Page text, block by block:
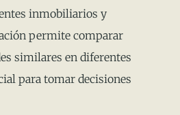
inmobiliarios y
permite comparar
similares en diferentes
para tomar decisiones